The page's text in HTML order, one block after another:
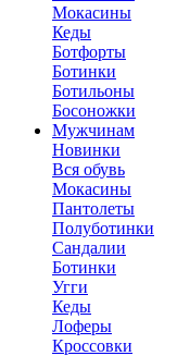
Мокасины
Кеды
Ботфорты
Ботинки
Ботильоны
Босоножки
Мужчинам
Новинки
Вся обувь
Мокасины
Пантолеты
Полуботинки
Сандалии
Ботинки
Угги
Кеды
Лоферы
Кроссовки